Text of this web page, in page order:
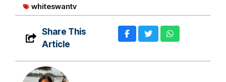
whiteswantv
Share This
Article